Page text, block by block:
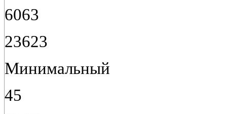
6063
23623
Минимальный
45